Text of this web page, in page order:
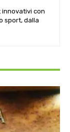
con
sport, dalla